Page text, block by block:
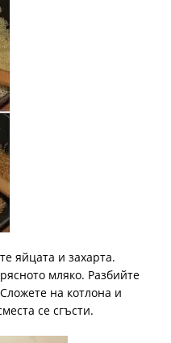
яйцата и захарта.
мляко. Разбийте
на котлона и
се сгъсти.